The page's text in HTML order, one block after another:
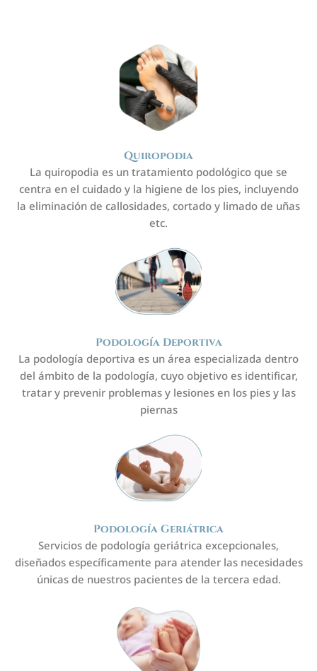
Quiropodia
La quiropodia es un tratamiento podológico que se
centra en el cuidado y la higiene de los pies, incluyendo
la eliminación de callosidades, cortado y limado de uñas
etc.
Podología Deportiva
La podología deportiva es un área especializada dentro
del ámbito de la podología, cuyo objetivo es identificar,
tratar y prevenir problemas y lesiones en los pies y las
piernas
Podología Geriátrica
Servicios de podología geriátrica excepcionales,
diseñados específicamente para atender las necesidades
únicas de nuestros pacientes de la tercera edad.